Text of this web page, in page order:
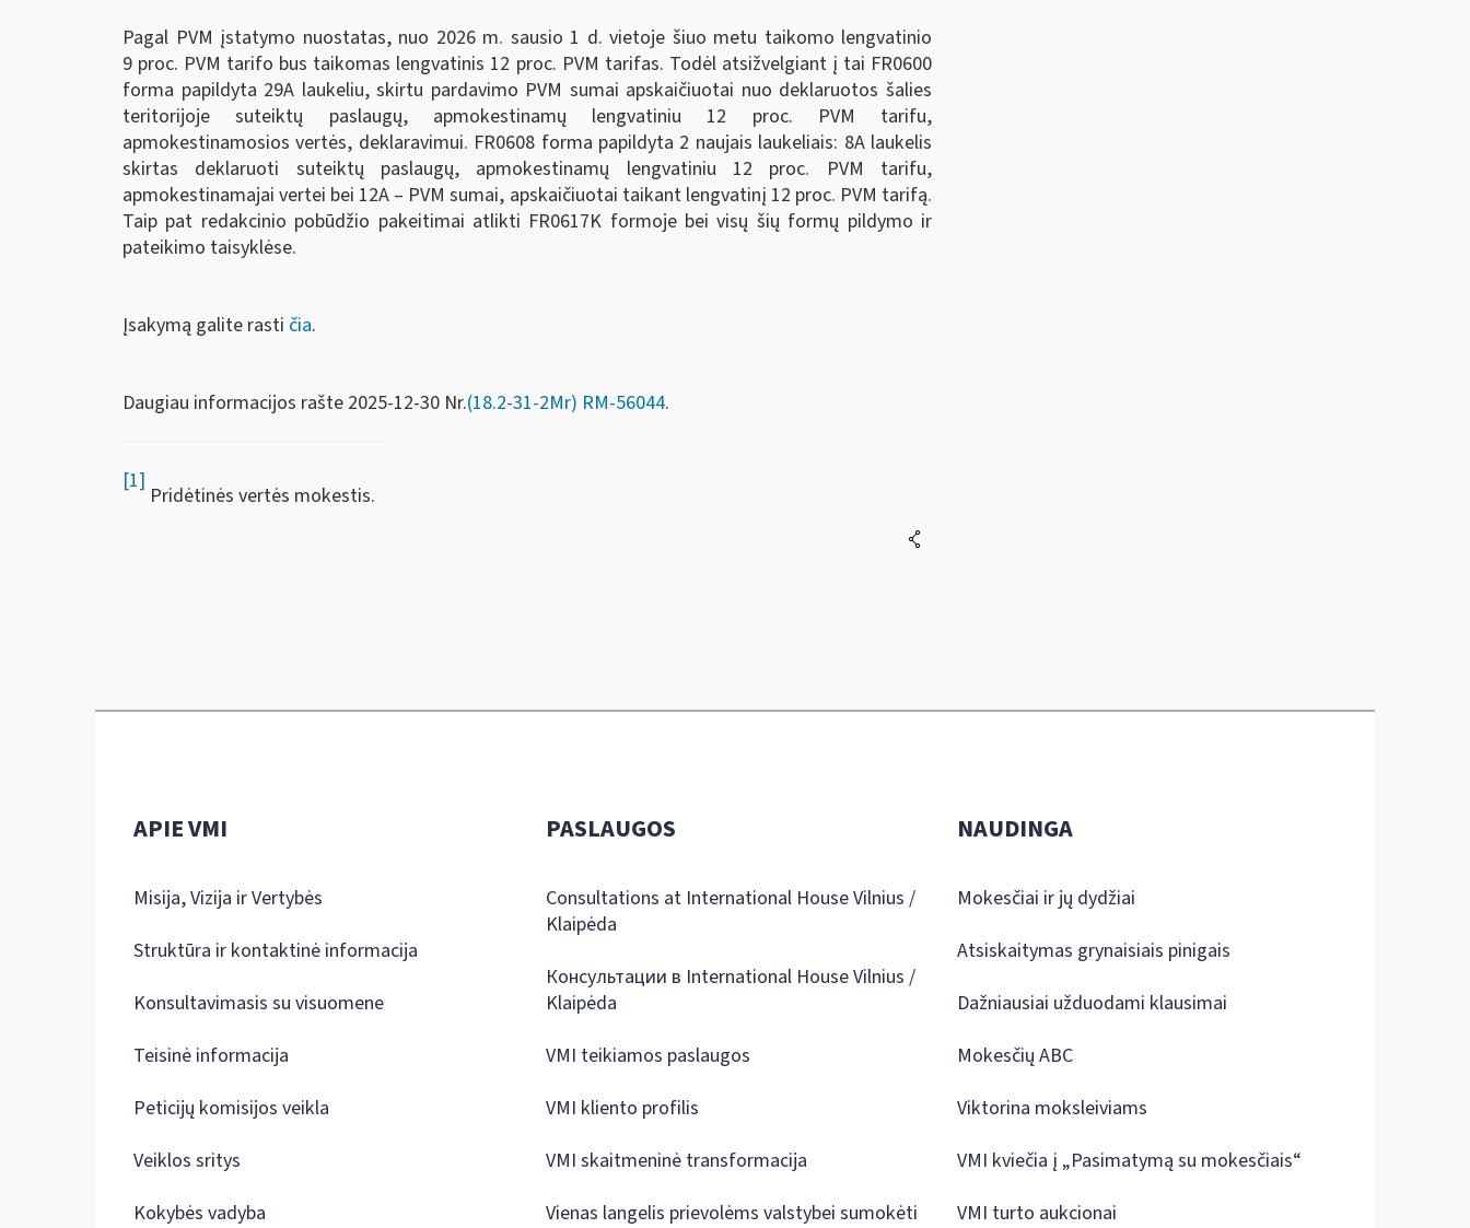
Pagal PVM įstatymo nuostatas, nuo 2026 m. sausio 1 d. vietoje šiuo metu taikomo lengvatinio
9 proc. PVM tarifo bus taikomas lengvatinis 12 proc. PVM tarifas. Todėl atsižvelgiant į tai FR0600
forma papildyta 29A laukeliu, skirtu pardavimo PVM sumai apskaičiuotai nuo deklaruotos šalies
teritorijoje suteiktų paslaugų, apmokestinamų lengvatiniu 12 proc. PVM tarifu,
apmokestinamosios vertės, deklaravimui. FR0608 forma papildyta 2 naujais laukeliais: 8A laukelis
skirtas deklaruoti suteiktų paslaugų, apmokestinamų lengvatiniu 12 proc. PVM tarifu,
apmokestinamajai vertei bei 12A – PVM sumai, apskaičiuotai taikant lengvatinį 12 proc. PVM tarifą.
Taip pat redakcinio pobūdžio pakeitimai atlikti FR0617K formoje bei visų šių formų pildymo ir
pateikimo taisyklėse.
Įsakymą galite rasti čia.
Daugiau informacijos rašte 2025-12-30 Nr.(18.2-31-2Mr) RM-56044.
[1]
Pridėtinės vertės mokestis.
APIE VMI
Misija, Vizija ir Vertybės
Struktūra ir kontaktinė informacija
Konsultavimasis su visuomene
Teisinė informacija
Peticijų komisijos veikla
Veiklos sritys
Kokybės vadyba
PASLAUGOS
Consultations at International House Vilnius /
Klaipėda
Консультации в International House Vilnius /
Klaipėda
VMI teikiamos paslaugos
VMI kliento profilis
VMI skaitmeninė transformacija
Vienas langelis prievolėms valstybei sumokėti
NAUDINGA
Mokesčiai ir jų dydžiai
Atsiskaitymas grynaisiais pinigais
Dažniausiai užduodami klausimai
Mokesčių ABC
Viktorina moksleiviams
VMI kviečia į „Pasimatymą su mokesčiais“
VMI turto aukcionai